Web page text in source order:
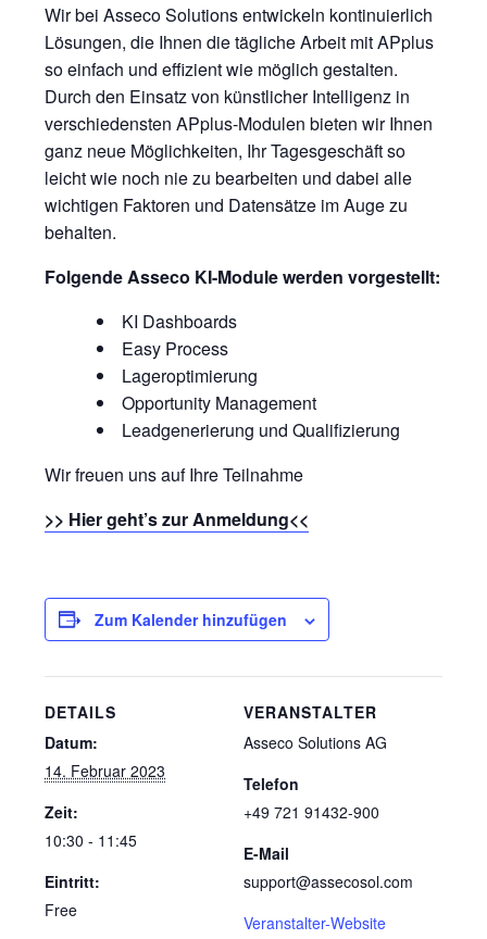
Wir bei Asseco Solutions entwickeln kontinuierlich
Lösungen, die Ihnen die tägliche Arbeit mit APplus
so einfach und effizient wie möglich gestalten.
Durch den Einsatz von künstlicher Intelligenz in
verschiedensten APplus-Modulen bieten wir Ihnen
ganz neue Möglichkeiten, Ihr Tagesgeschäft so
leicht wie noch nie zu bearbeiten und dabei alle
wichtigen Faktoren und Datensätze im Auge zu
behalten.
Folgende Asseco KI-Module werden vorgestellt:
KI Dashboards
Easy Process
Lageroptimierung
Opportunity Management
Leadgenerierung und Qualifizierung
Wir freuen uns auf Ihre Teilnahme
>> Hier geht’s zur Anmeldung<<
Zum Kalender hinzufügen
DETAILS
Datum:
14. Februar 2023
Zeit:
10:30 - 11:45
Eintritt:
Free
VERANSTALTER
Asseco Solutions AG
Telefon
+49 721 91432-900
E-Mail
support@assecosol.com
Veranstalter-Website